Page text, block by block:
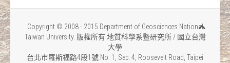
Copyright © 2008 - 2015 Department of Geosciences National
Taiwan University. 版權所有 地質科學系暨研究所 / 國立台灣
大學
台北市羅斯福路4段1號 No. 1, Sec. 4, Roosevelt Road, Taipei